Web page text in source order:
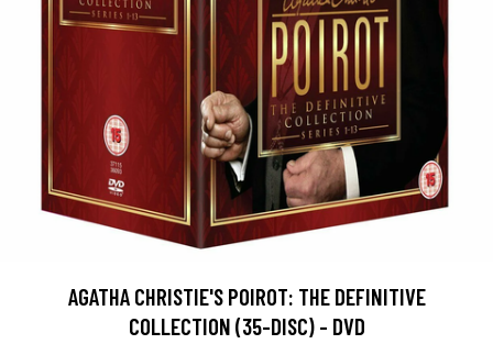
AGATHA CHRISTIE'S POIROT: THE DEFINITIVE
COLLECTION (35-DISC) - DVD